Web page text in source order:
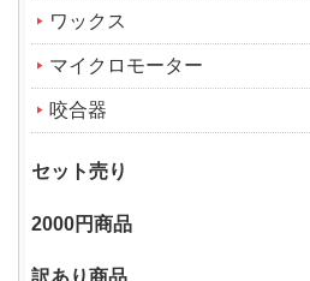
ワックス
マイクロモーター
咬合器
セット売り
2000円商品